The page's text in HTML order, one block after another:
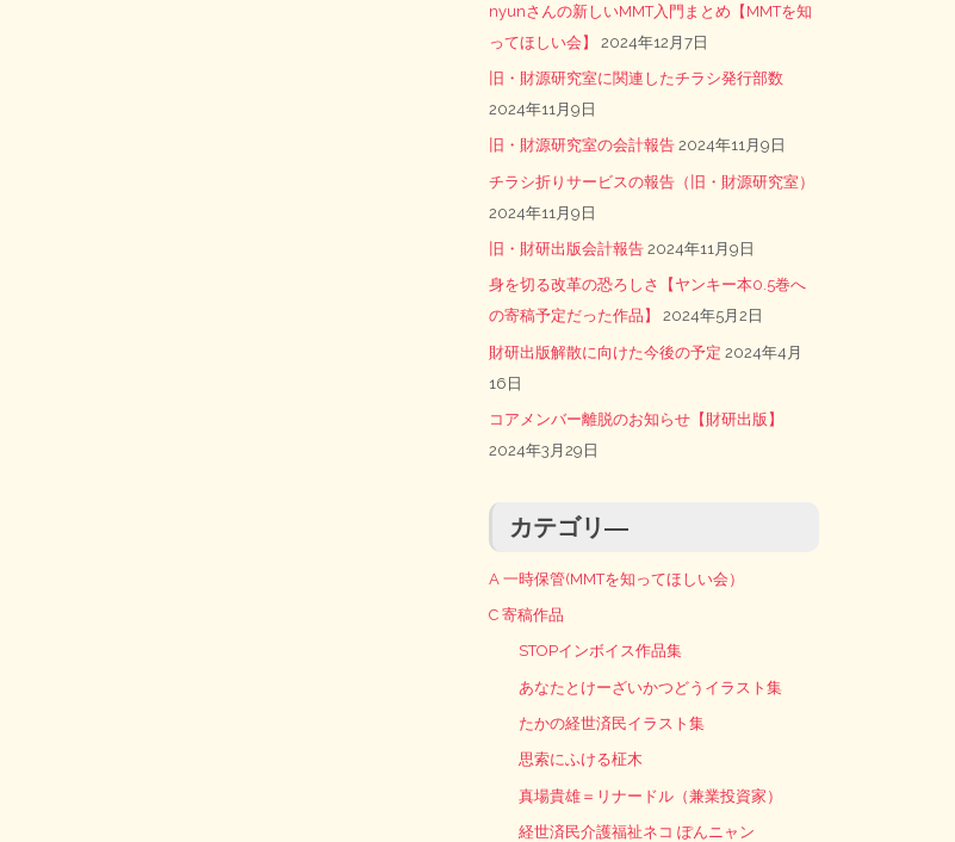
nyunさんの新しいMMT入門まとめ【MMTを知
ってほしい会】
2024年12月7日
旧・財源研究室に関連したチラシ発行部数
2024年11月9日
旧・財源研究室の会計報告 2024年11月9日
チラシ折りサービスの報告（旧・財源研究室）
2024年11月9日
旧・財研出版会計報告 2024年11月9日
身を切る改革の恐ろしさ【ヤンキー本0.5巻へ
の寄稿予定だった作品】
2024年5月2日
財研出版解散に向けた今後の予定 2024年4月
16日
コアメンバー離脱のお知らせ【財研出版】
2024年3月29日
カテゴリ―
A 一時保管(MMTを知ってほしい会）
C 寄稿作品
STOPインボイス作品集
あなたとけーざいかつどうイラスト集
たかの経世済民イラスト集
思索にふける柾木
真場貴雄＝リナードル（兼業投資家）
経世済民介護福祉ネコ ぽんニャン